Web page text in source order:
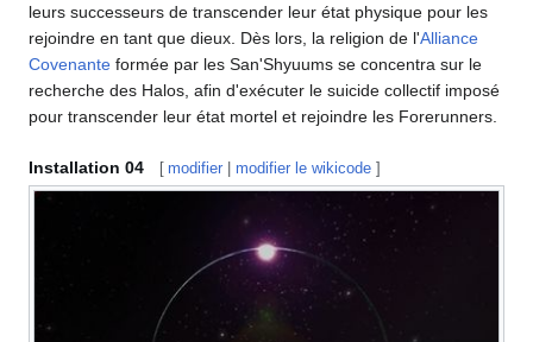
leurs successeurs de transcender leur état physique pour les
rejoindre en tant que dieux. Dès lors, la religion de l'Alliance
Covenante formée par les San'Shyuums se concentra sur le
recherche des Halos, afin d'exécuter le suicide collectif imposé
pour transcender leur état mortel et rejoindre les Forerunners.
Installation 04 [ modifier |modifier le wikicode ]